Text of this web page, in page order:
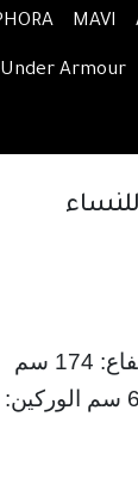
MAVI
Under Armour
سم